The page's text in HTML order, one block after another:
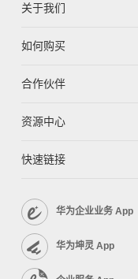
关于我们
如何购买
合作伙伴
资源中心
快速链接
华为企业业务 App
华为坤灵 App